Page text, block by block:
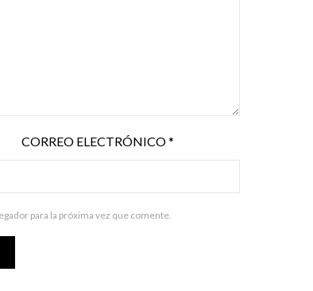
CORREO ELECTRÓNICO*
para la próxima vez que comente.